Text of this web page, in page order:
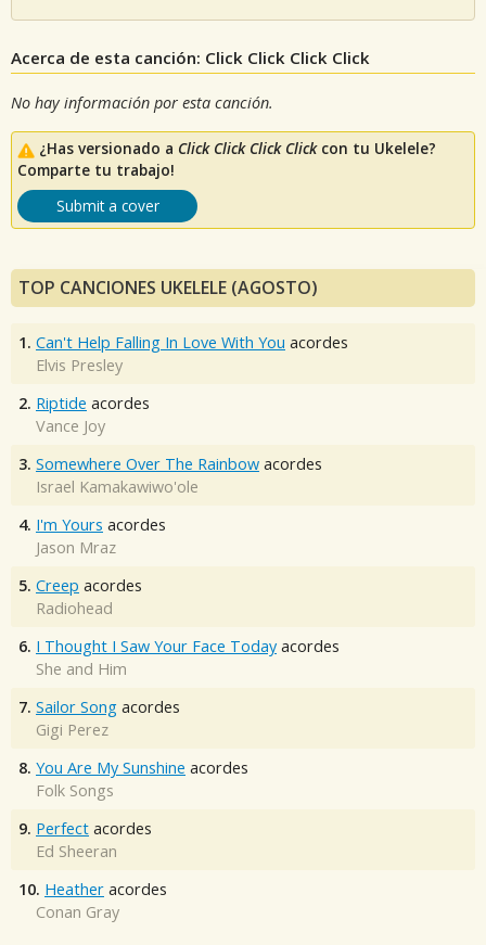
Acerca de esta canción: Click Click Click Click
No hay información por esta canción.
¿Has versionado a Click Click Click Clickcon tu Ukelele?
Comparte tu trabajo!
Submit a cover
TOP CANCIONES UKELELE (AGOSTO)
1. Can't Help Falling In Love With You acordes
Elvis Presley
2. Riptide acordes
Vance Joy
3. Somewhere Over The Rainbow acordes
Israel Kamakawiwo'ole
4. I'm Yours acordes
Jason Mraz
5. Creep acordes
Radiohead
6. I Thought I Saw Your Face Today acordes
She and Him
7. Sailor Song acordes
Gigi Perez
8. You Are My Sunshine acordes
Folk Songs
9. Perfect acordes
Ed Sheeran
10. Heather acordes
Conan Gray